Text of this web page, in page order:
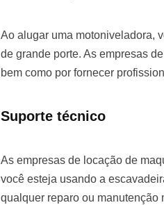
Ao alugar uma motoniveladora,
de grande porte. As empresas
bem como por fornecer
Suporte técnico
As empresas de locação de
você esteja usando a
qualquer reparo ou manutenção